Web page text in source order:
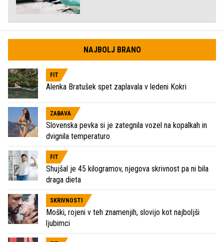
NAJBOLJ BRANO
FIT
Alenka Bratušek spet zaplavala v ledeni Kokri
ZABAVA
Slovenska pevka si je zategnila vozel na kopalkah in
dvignila temperaturo
FIT
Shujšal je 45 kilogramov, njegova skrivnost pa ni bila
draga dieta
SKRIVNOSTI
Moški, rojeni v teh znamenjih, slovijo kot najboljši
ljubimci